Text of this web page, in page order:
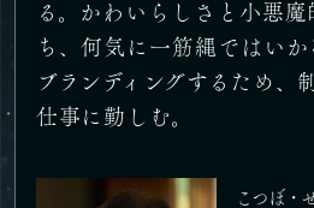
る。かわいらしさと小悪
ち、何気に一筋縄ではい
ブランディングするため
仕事に勤しむ。
こつぼ・